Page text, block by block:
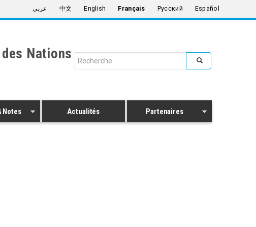
عربي 中文 English Français Русский Español
Nations
Search form
Notes Actualités Partenaires